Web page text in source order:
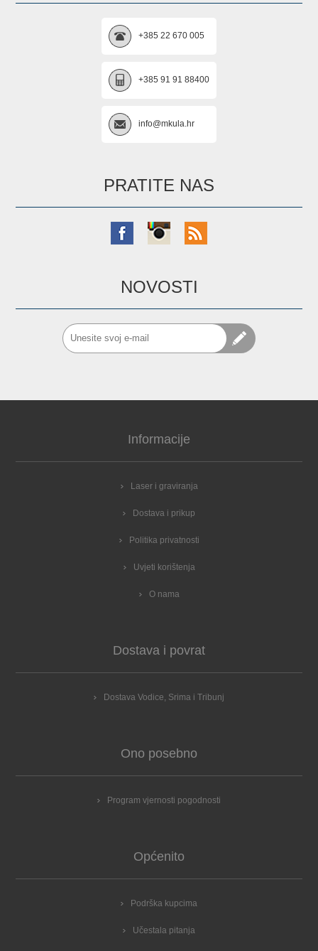
+385 22 670 005
+385 91 91 88400
info@mkula.hr
PRATITE NAS
NOVOSTI
Informacije
Laser i graviranja
Dostava i prikup
Politika privatnosti
Uvjeti korištenja
O nama
Dostava i povrat
Dostava Vodice, Srima i Tribunj
Ono posebno
Program vjernosti pogodnosti
Općenito
Podrška kupcima
Učestala pitanja